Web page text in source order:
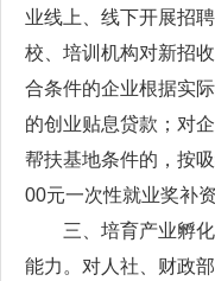
业线上、线下开展招
校、培训机构对新招
合条件的企业根据实
的创业贴息贷款；对
帮扶基地条件的，按
00元一次性就业奖补资
三、培育产业孵
能力。对人社、财政